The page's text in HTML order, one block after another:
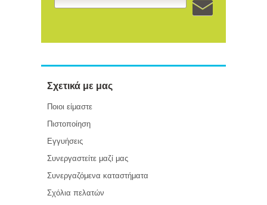
Σχετικά με μας
Ποιοι είμαστε
Πιστοποίηση
Εγγυήσεις
Συνεργαστείτε μαζί μας
Συνεργαζόμενα καταστήματα
Σχόλια πελατών